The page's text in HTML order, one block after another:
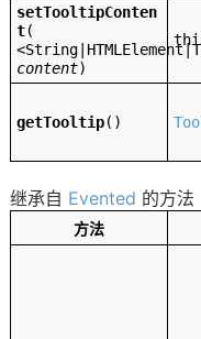
setTooltipConten
t(
content)
getTooltip()
继承自 Evented 的方法
方法